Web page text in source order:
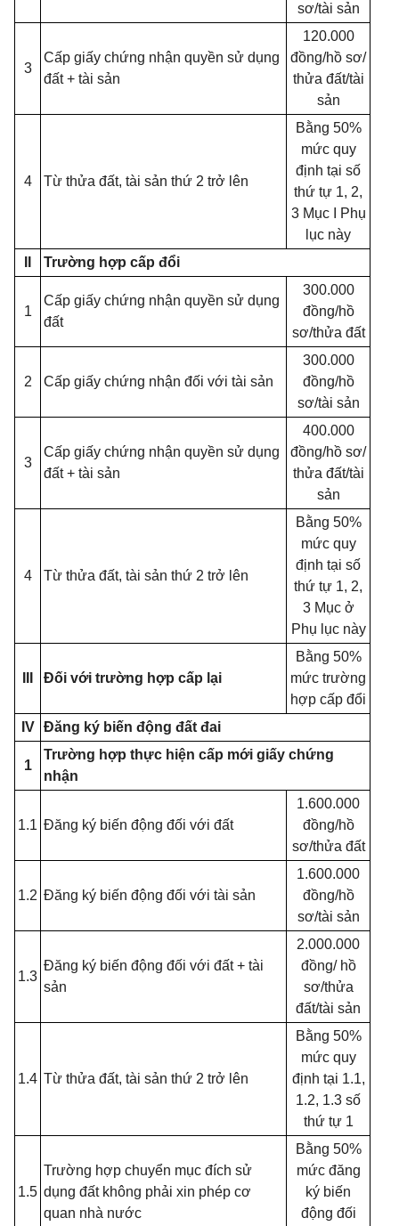
sơ/tài sản
3
Cấp giấy chứng nhận quyền sử dụng
đất + tài sản
120.000
đồng/hồ sơ/
thửa đất/tài
sản
4 Từ thửa đất, tài sản thứ 2 trở lên
Bằng 50%
mức quy
định tại số
thứ tự 1, 2,
3 Mục I Phụ
lục này
Trường hợp cấp đổi
1
Cấp giấy chứng nhận quyền sử dụng
đất
300.000
đồng/hồ
sơ/thửa đất
2 Cấp giấy chứng nhận đối với tài sản
300.000
đồng/hồ
sơ/tài sản
3
Cấp giấy chứng nhận quyền sử dụng
đất + tài sản
400.000
đồng/hồ sơ/
thửa đất/tài
sản
4 Từ thửa đất, tài sản thứ 2 trở lên
Bằng 50%
mức quy
định tại số
thứ tự 1, 2,
3 Mục ở
Phụ lục này
Đối với trường hợp cấp lại
Bằng 50%
mức trường
hợp cấp đổi
IV
Đăng ký biến động đất đai
1
Trường hợp thực hiện cấp mới giấy chứng
nhận
1.1 Đăng ký biến động đối với đất
1.600.000
đồng/hồ
sơ/thửa đất
1.2 Đăng ký biến động đối với tài sản
1.600.000
đồng/hồ
sơ/tài sản
1.3
Đăng ký biến động đối với đất + tài
sản
2.000.000
đồng/ hồ
sơ/thửa
đất/tài sản
1.4 Từ thửa đất, tài sản thứ 2 trở lên
Bằng 50%
mức quy
định tại 1.1,
1.2, 1.3 số
thứ tự 1
1.5
Trường hợp chuyển mục đích sử
dụng đất không phải xin phép cơ
quan nhà nước
Bằng 50%
mức đăng
ký biến
động đối